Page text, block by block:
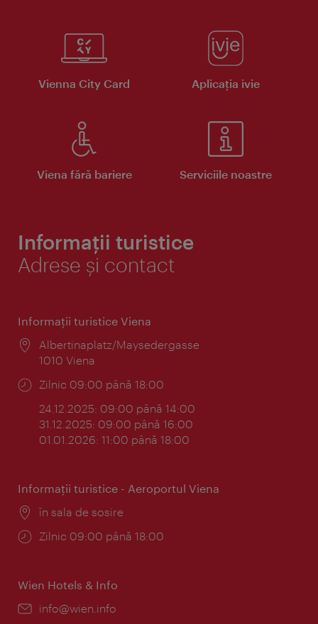
Vienna City Card Aplicaţia ivie
Viena fără bariere Serviciile noastre
Informații turistice
Adrese și contact
Informaţii turistice Viena
Locul:
Albertinaplatz/Maysedergasse
1010 Viena
Program:
Zilnic 09:00 până 18:00
24.12.2025: 09:00 până 14:00
31.12.2025: 09:00 până 16:00
01.01.2026: 11:00 până 18:00
Informaţii turistice - Aeroportul Viena
Locul:
în sala de sosire
Program:
Zilnic 09:00 până 18:00
Wien Hotels & Info
E-
info@wien.info